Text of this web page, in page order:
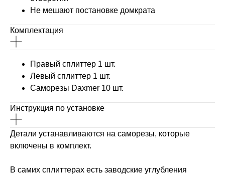
Не мешают постановке домкрата
Комплектация
Правый сплиттер 1 шт.
Левый сплиттер 1 шт.
Саморезы Daxmer 10 шт.
Инструкция по установке
Детали устанавливаются на саморезы, которые
включены в комплект.
В самих сплиттерах есть заводские углубления